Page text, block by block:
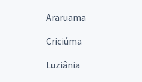
Araruama
Criciúma
Luziânia